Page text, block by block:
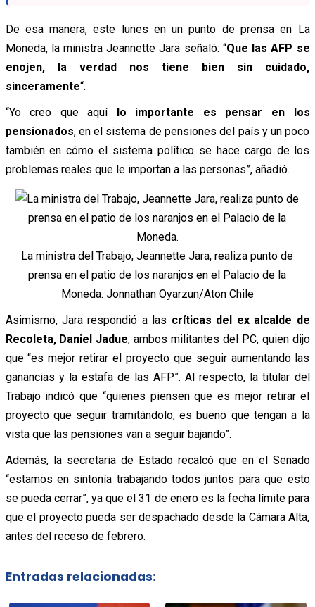
De esa manera, este lunes en un punto de prensa en La
Moneda, la ministra Jeannette Jara señaló: “Que las AFP se
enojen, la verdad nos tiene bien sin cuidado,
sinceramente“.
“Yo creo que aquí lo importante es pensar en los
pensionados, en el sistema de pensiones del país y un poco
también en cómo el sistema político se hace cargo de los
problemas reales que le importan a las personas”, añadió.
La ministra del Trabajo, Jeannette Jara, realiza punto de
prensa en el patio de los naranjos en el Palacio de la
Moneda. Jonnathan Oyarzun/Aton Chile
Asimismo, Jara respondió a las críticas del ex alcalde de
Recoleta, Daniel Jadue, ambos militantes del PC, quien dijo
que “es mejor retirar el proyecto que seguir aumentando las
ganancias y la estafa de las AFP”. Al respecto, la titular del
Trabajo indicó que “quienes piensen que es mejor retirar el
proyecto que seguir tramitándolo, es bueno que tengan a la
vista que las pensiones van a seguir bajando”.
Además, la secretaria de Estado recalcó que en el Senado
“estamos en sintonía trabajando todos juntos para que esto
se pueda cerrar”, ya que el 31 de enero es la fecha límite para
que el proyecto pueda ser despachado desde la Cámara Alta,
antes del receso de febrero.
Entradas relacionadas: